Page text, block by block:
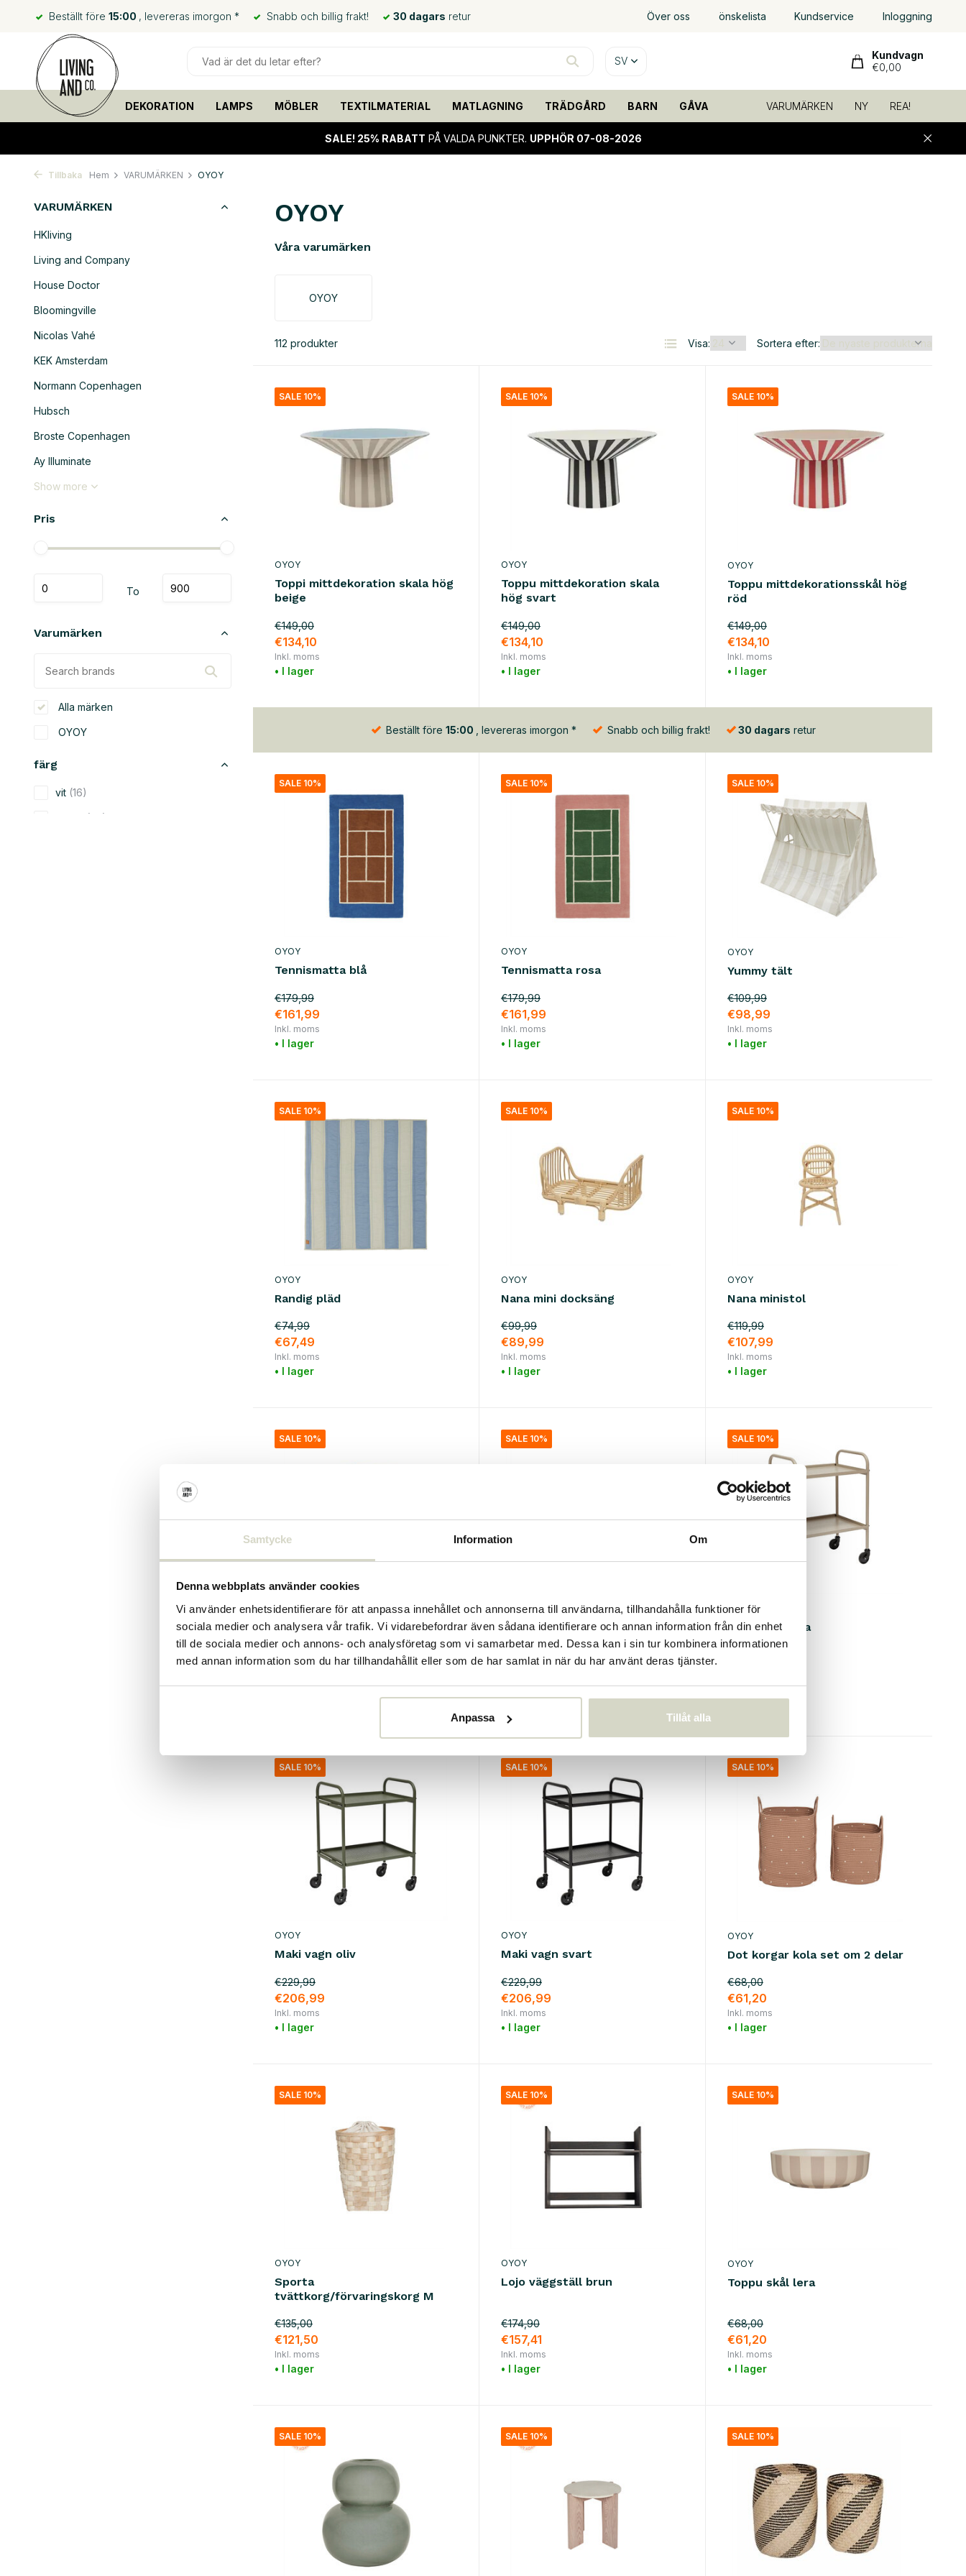
Samtycke Information Om
Denna webbplats använder cookies
Vi använder enhetsidentifierare för att anpassa innehållet och annonserna till användarna, tillhandahålla funktioner för
sociala medier och analysera vår trafik. Vi vidarebefordrar även sådana identifierare och annan information från din enhet
till de sociala medier och annons- och analysföretag som vi samarbetar med. Dessa kan i sin tur kombinera informationen
med annan information som du har tillhandahållit eller som de har samlat in när du har använt deras tjänster.
Anpassa Tillåt alla
Beställt före 15:00 , levereras imorgon * Snabb och billig frakt! 30 dagars retur Över oss önskelista Kundservice Inloggning
SV
Kundvagn
€0,00
DEKORATION LAMPS MÖBLER TEXTILMATERIAL MATLAGNING TRÄDGÅRD BARN GÅVA VARUMÄRKEN NY REA!
SALE! 25% RABATT PÅ VALDA PUNKTER. UPPHÖR 07-08-2026
Tillbaka Hem VARUMÄRKEN OYOY
VARUMÄRKEN
HKliving
Living and Company
House Doctor
Bloomingville
Nicolas Vahé
KEK Amsterdam
Normann Copenhagen
Hubsch
Broste Copenhagen
Ay Illuminate
Show more
Pris
To
Varumärken
Alla märken
OYOY
färg
vit (16)
(28)
OYOY
Våra varumärken
OYOY
112 produkter Visa: Sortera efter:
SALE 10%
OYOY
Toppi mittdekoration skala hög
beige
€149,00
€134,10
Inkl. moms
• I lager
SALE 10%
OYOY
Toppu mittdekoration skala
hög svart
€149,00
€134,10
Inkl. moms
• I lager
SALE 10%
OYOY
Toppu mittdekorationsskål hög
röd
€149,00
€134,10
Inkl. moms
• I lager
Beställt före 15:00 , levereras imorgon * Snabb och billig frakt! 30 dagars retur
SALE 10%
OYOY
Tennismatta blå
€179,99
€161,99
Inkl. moms
• I lager
SALE 10%
OYOY
Tennismatta rosa
€179,99
€161,99
Inkl. moms
• I lager
SALE 10%
OYOY
Yummy tält
€109,99
€98,99
Inkl. moms
• I lager
SALE 10%
OYOY
Randig pläd
€74,99
€67,49
Inkl. moms
• I lager
SALE 10%
OYOY
Nana mini docksäng
€99,99
€89,99
Inkl. moms
• I lager
SALE 10%
OYOY
Nana ministol
€119,99
€107,99
Inkl. moms
• I lager
SALE 10%
OYOY
Nana minisoffa
€179,99
Inkl. moms
SALE 10%
OYOY
Nana minibord
€189,99
Inkl. moms
• I lager
SALE 10%
OYOY
Maki vagn lera
Inkl. moms
• I lager
SALE 10%
OYOY
Maki vagn oliv
€229,99
€206,99
Inkl. moms
• I lager
SALE 10%
OYOY
Maki vagn svart
€229,99
€206,99
Inkl. moms
• I lager
SALE 10%
OYOY
Dot korgar kola set om 2 delar
€68,00
€61,20
Inkl. moms
• I lager
SALE 10%
OYOY
Sporta
tvättkorg/förvaringskorg M
€135,00
€121,50
Inkl. moms
• I lager
SALE 10%
OYOY
Lojo väggställ brun
€174,90
€157,41
Inkl. moms
• I lager
SALE 10%
OYOY
Toppu skål lera
€68,00
€61,20
Inkl. moms
• I lager
SALE 10% SALE 10% SALE 10%